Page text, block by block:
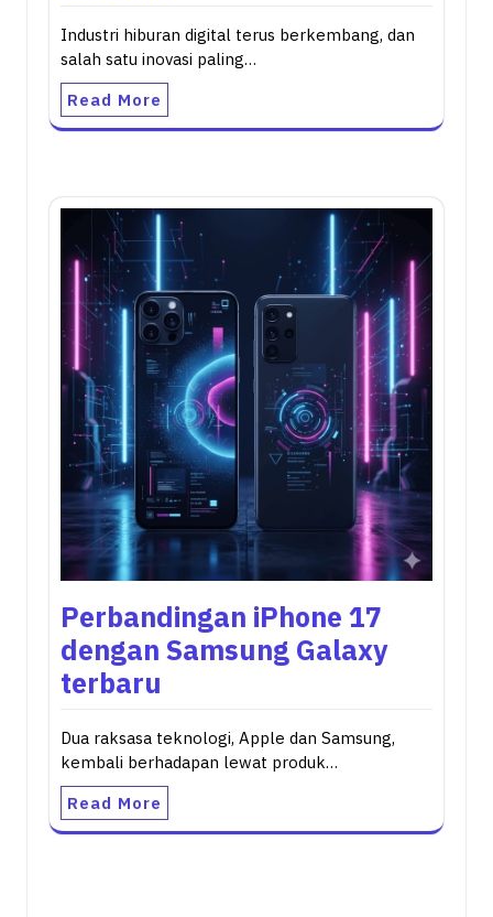
Industri hiburan digital terus berkembang, dan
salah satu inovasi paling…
Read More
Perbandingan iPhone 17
dengan Samsung Galaxy
terbaru
Dua raksasa teknologi, Apple dan Samsung,
kembali berhadapan lewat produk…
Read More